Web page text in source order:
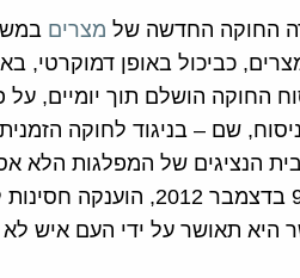
החוקה החדשה של מצרים
כביכול באופן דמוקרטי,
החוקה הושלם תוך יומיים,
שם – בניגוד לחוקה
הנציגים של המפלגות הלא
בנוסף, על פי הצו נשיאותי של
תאושר על ידי העם איש לא